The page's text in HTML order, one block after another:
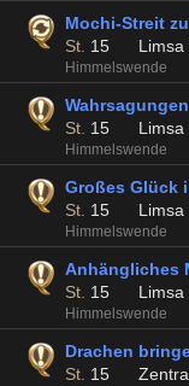
Mochi-Streit
St. 15 Limsa
Himmelswende
St. 15 Limsa
Himmelswende
Großes Glück
St. 15 Limsa
Himmelswende
Anhängliches
St. 15 Limsa
Himmelswende
Drachen
St. 15